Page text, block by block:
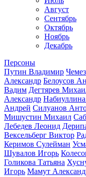
Август
Сентябрь
Октябрь
Ноябрь
Декабрь
Персоны
Путин Владимир
Александр Белоусов
Вадим Дегтярев
Александр
Андрей Силуанов
Мишустин Михаил
Лебедев Леонид
Вексельберг Виктор
Керимов Сулейман
Шувалов Игорь
Голикова Татьяна
Игорь Мамут